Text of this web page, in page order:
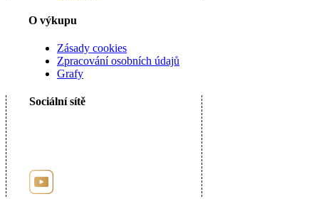
O výkupu
Zásady cookies
Zpracování osobních údajů
Grafy
Sociální sítě